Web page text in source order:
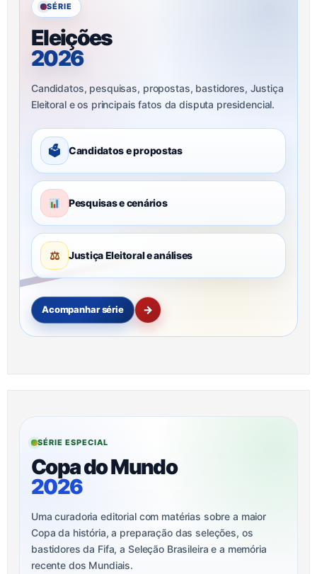
SÉRIE
Eleições
2026
Candidatos, pesquisas, propostas, bastidores, Justiça
Eleitoral e os principais fatos da disputa presidencial.
🗳 Candidatos e propostas
Pesquisas e cenários
⚖ Justiça Eleitoral e análises
Acompanhar série →
SÉRIE ESPECIAL
Copa do Mundo
2026
Uma curadoria editorial com matérias sobre a maior
Copa da história, a preparação das seleções, os
bastidores da Fifa, a Seleção Brasileira e a memória
recente dos Mundiais.